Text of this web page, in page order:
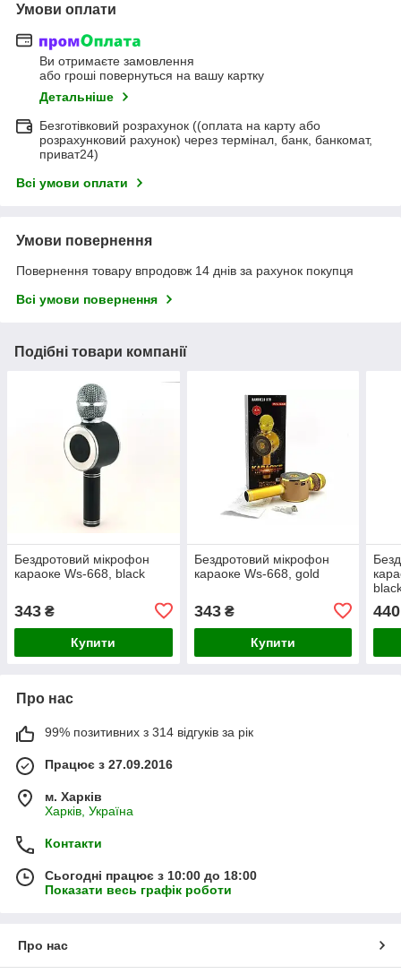
Умови оплати
Ви отримаєте замовлення
або гроші повернуться на вашу картку
Детальніше
Безготівковий розрахунок ((оплата на карту або
розрахунковий рахунок) через термінал, банк, банкомат,
приват24)
Всі умови оплати
Умови повернення
Повернення товару впродовж 14 днів за рахунок покупця
Всі умови повернення
Подібні товари компанії
Бездротовий мікрофон
караоке Ws-668, black
343 ₴
Купити
Бездротовий мікрофон
караоке Ws-668, gold
343₴
Купити
440
Про нас
99% позитивних з 314 відгуків за рік
Працює з 27.09.2016
м. Харків
Харків, Україна
Контакти
Сьогодні працює з 10:00 до 18:00
Показати весь графік роботи
Про нас